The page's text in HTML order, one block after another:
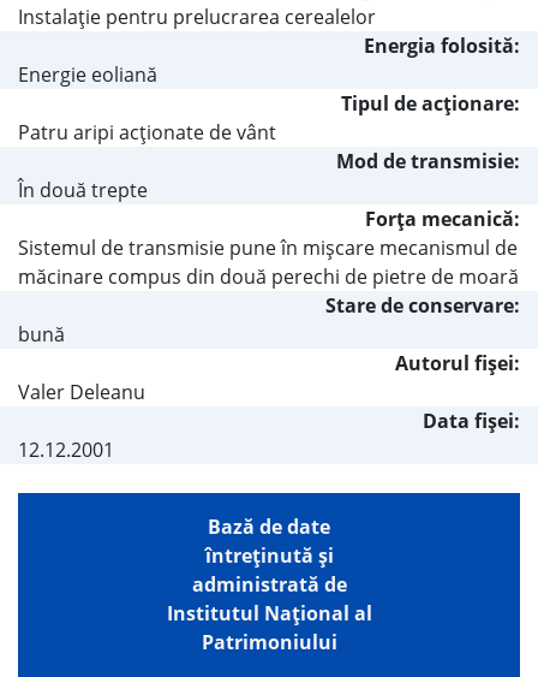
Instalaţie pentru prelucrarea cerealelor
Energia folosită:
Energie eoliană
Tipul de acţionare:
Patru aripi acţionate de vânt
Mod de transmisie:
În două trepte
Forţa mecanică:
Sistemul de transmisie pune în mişcare mecanismul de
măcinare compus din două perechi de pietre de moară
Stare de conservare:
bună
Autorul fişei:
Valer Deleanu
Data fișei:
12.12.2001
Bază de date
întreţinută şi
administrată de
Institutul Național al
Patrimoniului